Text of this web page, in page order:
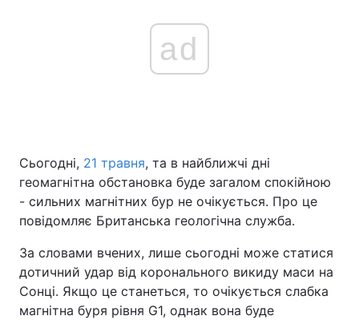
ad
Сьогодні, 21 травня, та в найближчі дні
геомагнітна обстановка буде загалом спокійною
- сильних магнітних бур не очікується. Про це
повідомляє Британська геологічна служба.
За словами вчених, лише сьогодні може статися
дотичний удар від коронального викиду маси на
Сонці. Якщо це станеться, то очікується слабка
магнітна буря рівня G1, однак вона буде